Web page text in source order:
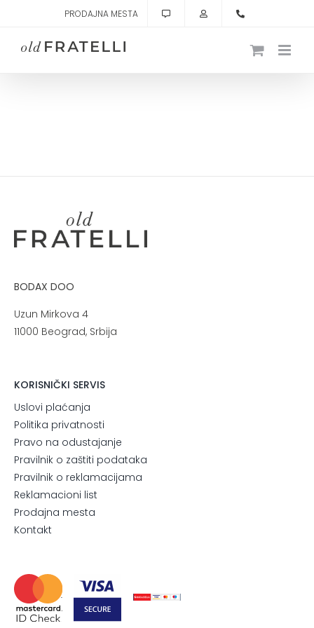
content
PRODAJNA MESTA
BODAX DOO
Uzun Mirkova 4
11000 Beograd, Srbija
KORISNIČKI SERVIS
Uslovi plaćanja
Politika privatnosti
Pravo na odustajanje
Pravilnik o zaštiti podataka
Pravilnik o reklamacijama
Reklamacioni list
Prodajna mesta
Kontakt